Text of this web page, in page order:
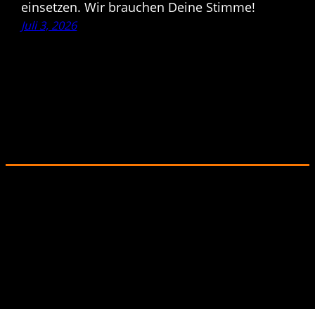
einsetzen. Wir brauchen Deine Stimme!
Juli 3, 2026